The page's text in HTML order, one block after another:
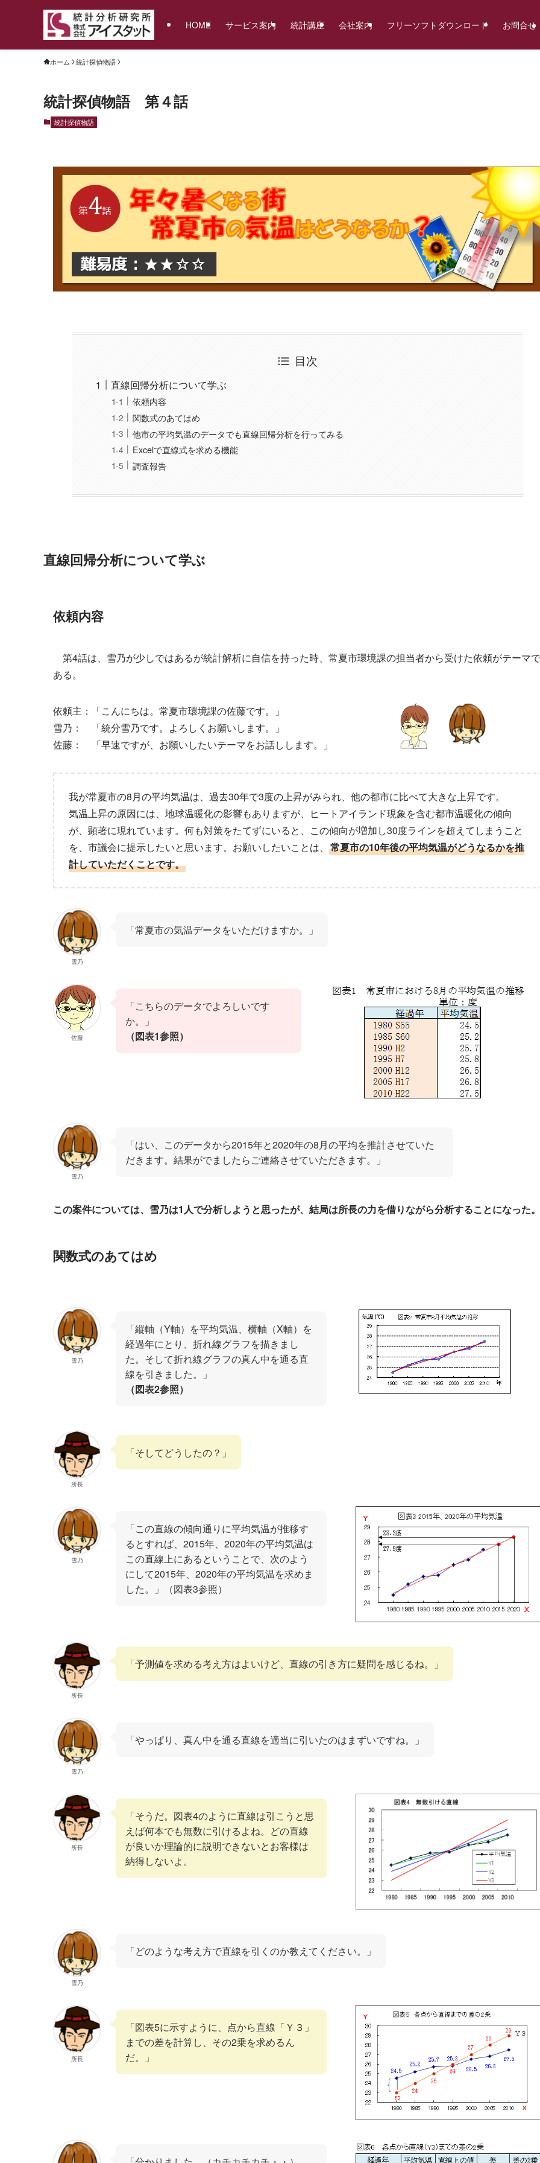
HOME サービス案内 統計講座 会社案内 フリーソフトダウンロード お問合せ
ホーム 統計探偵物語
統計探偵物語 第４話
統計探偵物語
目次
直線回帰分析について学ぶ
依頼内容
関数式のあてはめ
他市の平均気温のデータでも直線回帰分析を行ってみる
Excelで直線式を求める機能
調査報告
直線回帰分析について学ぶ
依頼内容
第4話は、雪乃が少しではあるが統計解析に自信を持った時、常夏市環境課の担当者から受けた依頼がテーマで
ある。
依頼主：「こんにちは。常夏市環境課の佐藤です。」
雪乃： 「統分雪乃です。よろしくお願いします。」
佐藤： 「早速ですが、お願いしたいテーマをお話しします。」
我が常夏市の8月の平均気温は、過去30年で3度の上昇がみられ、他の都市に比べて大きな上昇です。
気温上昇の原因には、地球温暖化の影響もありますが、ヒートアイランド現象を含む都市温暖化の傾向
が、顕著に現れています。何も対策をたてずにいると、この傾向が増加し30度ラインを超えてしまうこと
を、市議会に提示したいと思います。お願いしたいことは、 常夏市の10年後の平均気温がどうなるかを推
計していただくことです。
雪乃
「常夏市の気温データをいただけますか。」
佐藤
「こちらのデータでよろしいです
か。」
（図表1参照）
雪乃
「はい、このデータから2015年と2020年の8月の平均を推計させていた
だきます。結果がでましたらご連絡させていただきます。」
この案件については、雪乃は1人で分析しようと思ったが、結局は所長の力を借りながら分析することになった。
関数式のあてはめ
雪乃
「縦軸（Y軸）を平均気温、横軸（X軸）を
経過年にとり、折れ線グラフを描きまし
た。そして折れ線グラフの真ん中を通る直
線を引きました。」
（図表2参照）
所長
「そしてどうしたの？」
雪乃
「この直線の傾向通りに平均気温が推移す
るとすれば、2015年、2020年の平均気温は
この直線上にあるということで、次のよう
にして2015年、2020年の平均気温を求めま
した。」（図表3参照）
所長
「予測値を求める考え方はよいけど、直線の引き方に疑問を感じるね。」
雪乃
「やっぱり、真ん中を通る直線を適当に引いたのはまずいですね。」
所長
「そうだ。図表4のように直線は引こうと思
えば何本でも無数に引けるよね。どの直線
が良いか理論的に説明できないとお客様は
納得しないよ。
雪乃
「どのような考え方で直線を引くのか教えてください。」
所長
「図表5に示すように、点から直線「Ｙ３」
までの差を計算し、その2乗を求めるん
だ。」